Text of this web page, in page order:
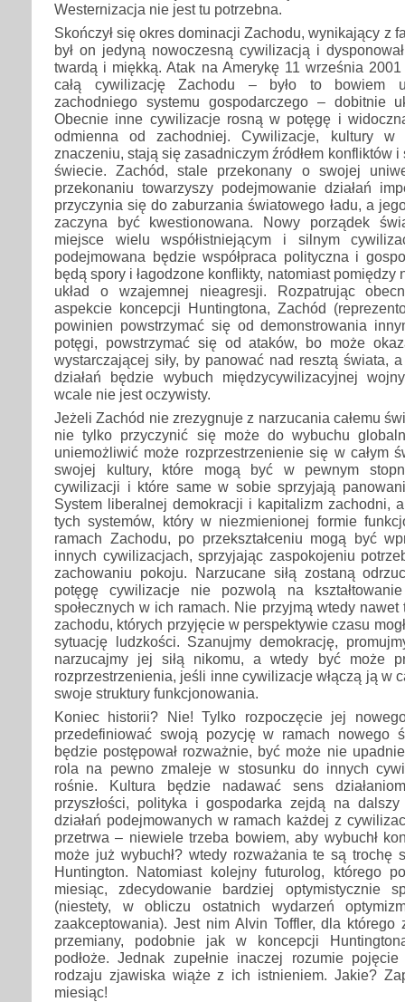
Westernizacja nie jest tu potrzebna.
Skończył się okres dominacji Zachodu, wynikający z
był on jedyną nowoczesną cywilizacją i
twardą i miękką. Atak na Amerykę 11 września
całą cywilizację Zachodu – było to bowiem
zachodniego systemu gospodarczego – dobitnie
Obecnie inne cywilizacje rosną w potęgę i
odmienna od zachodniej. Cywilizacje, kultury w
znaczeniu, stają się zasadniczym źródłem konfliktów
świecie. Zachód, stale przekonany o swojej
przekonaniu towarzyszy podejmowanie działań
przyczynia się do zaburzania światowego ładu, a
zaczyna być kwestionowana. Nowy porządek
miejsce wielu współistniejącym i silnym
podejmowana będzie współpraca polityczna i
będą spory i łagodzone konflikty, natomiast
układ o wzajemnej nieagresji. Rozpatrując
aspekcie koncepcji Huntingtona, Zachód
powinien powstrzymać się od demonstrowania
potęgi, powstrzymać się od ataków, bo może
wystarczającej siły, by panować nad resztą świata,
działań będzie wybuch międzycywilizacyjnej
wcale nie jest oczywisty.
Jeżeli Zachód nie zrezygnuje z narzucania całemu
nie tylko przyczynić się może do wybuchu
uniemożliwić może rozprzestrzenienie się w całym
swojej kultury, które mogą być w pewnym
cywilizacji i które same w sobie sprzyjają
System liberalnej demokracji i kapitalizm zachodni,
tych systemów, który w niezmienionej formie
ramach Zachodu, po przekształceniu mogą być
innych cywilizacjach, sprzyjając zaspokojeniu
zachowaniu pokoju. Narzucane siłą zostaną
potęgę cywilizacje nie pozwolą na
społecznych w ich ramach. Nie przyjmą wtedy
zachodu, których przyjęcie w perspektywie czasu
sytuację ludzkości. Szanujmy demokrację,
narzucajmy jej siłą nikomu, a wtedy być może
rozprzestrzenienia, jeśli inne cywilizacje włączą ją w
swoje struktury funkcjonowania.
Koniec historii? Nie! Tylko rozpoczęcie jej
przedefiniować swoją pozycję w ramach nowego
będzie postępował rozważnie, być może nie
rola na pewno zmaleje w stosunku do innych
rośnie. Kultura będzie nadawać sens
przyszłości, polityka i gospodarka zejdą na
działań podejmowanych w ramach każdej z
przetrwa – niewiele trzeba bowiem, aby wybuchł
może już wybuchł? wtedy rozważania te są trochę
Huntington. Natomiast kolejny futurolog, którego
miesiąc, zdecydowanie bardziej optymistycznie
(niestety, w obliczu ostatnich wydarzeń
zaakceptowania). Jest nim Alvin Toffler, dla którego
przemiany, podobnie jak w koncepcji
podłoże. Jednak zupełnie inaczej rozumie
rodzaju zjawiska wiąże z ich istnieniem. Jakie?
miesiąc!